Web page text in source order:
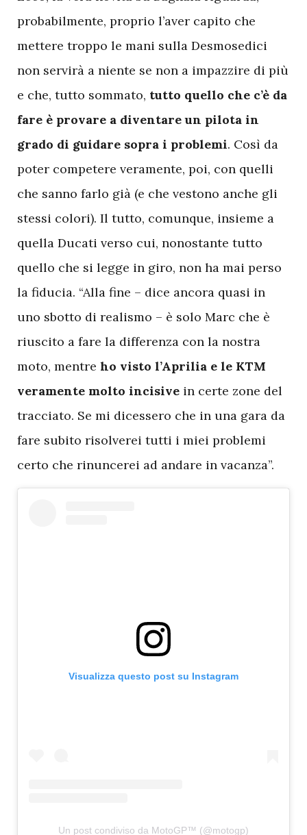
probabilmente, proprio l’aver capito che
mettere troppo le mani sulla Desmosedici
non servirà a niente se non a impazzire di più
e che, tutto sommato, tutto quello che c’è da
fare è provare a diventare un pilota in
grado di guidare sopra i problemi. Così da
poter competere veramente, poi, con quelli
che sanno farlo già (e che vestono anche gli
stessi colori). Il tutto, comunque, insieme a
quella Ducati verso cui, nonostante tutto
quello che si legge in giro, non ha mai perso
la fiducia. “Alla fine – dice ancora quasi in
uno sbotto di realismo – è solo Marc che è
riuscito a fare la differenza con la nostra
moto, mentre ho visto l’Aprilia e le KTM
veramente molto incisive in certe zone del
tracciato. Se mi dicessero che in una gara da
fare subito risolverei tutti i miei problemi
certo che rinuncerei ad andare in vacanza”.
Visualizza questo post su Instagram
Un post condiviso da MotoGP™ (@motogp)